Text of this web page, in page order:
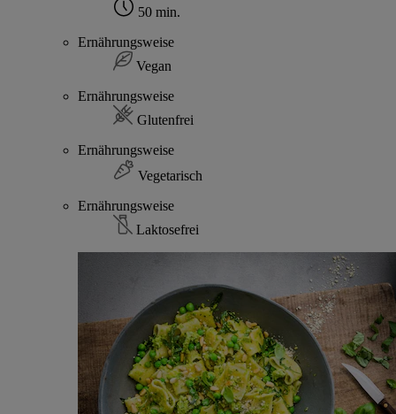
50 min.
Ernährungsweise
Vegan
Ernährungsweise
Glutenfrei
Ernährungsweise
Vegetarisch
Ernährungsweise
Laktosefrei